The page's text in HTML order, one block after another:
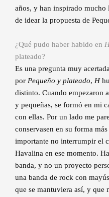
años, y han inspirado mucho
de idear la propuesta de
¿Qué pudo haber habido en
plateado?
Es una pregunta muy
por Pequeño y plateado, H
distinto. Cuando empezaron
y pequeñas, se formó en mi
con ellas. Por un lado me
conservasen en su forma
importante no interrumpir el
Havalina en ese momento.
banda, y no un proyecto
una banda de rock con
que se mantuviera así, y que